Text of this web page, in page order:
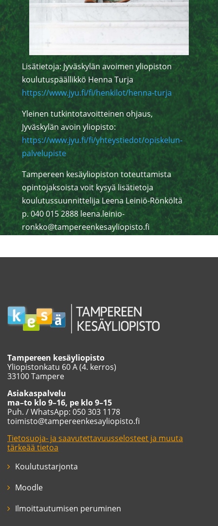
Lisätietoja: Jyväskylän avoimen yliopiston
koulutuspäällikkö Henna Turja
https://www.jyu.fi/fi/henkilot/henna-turja
Yleinen tutkintotavoitteinen ohjaus,
Jyväskylän avoin yliopisto:
https://www.jyu.fi/fi/yhteystiedot/opiskelun-
palvelupiste
Tampereen kesäyliopiston toteuttamista
opintojaksoista voit kysyä lisätietoja
koulutussuunnittelija Leena Leiniö-Rönköltä
p. 040 015 2888 leena.leinio-
ronkko@tampereenkesayliopisto.fi
Tampereen kesäyliopisto
Yliopistonkatu 60 A (4. kerros)
33100 Tampere
Asiakaspalvelu
ma–to klo 9–16, pe klo 9–15
Puh. / WhatsApp: 050 303 1178
toimisto@tampereenkesayliopisto.fi
Tietosuoja- ja saavutettavuusselosteet ja muuta
tärkeää tietoa
Koulutustarjonta
Moodle
Ilmoittautumisen peruminen